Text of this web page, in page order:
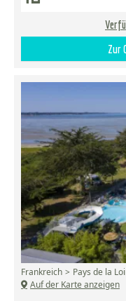
Zur
Frankreich Pays de la
Auf der Karte anzeigen